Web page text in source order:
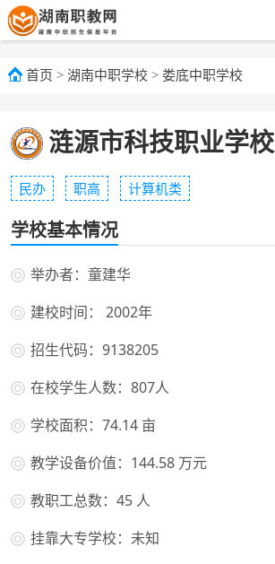
首页 > 湖南中职学校 > 娄底中职学校
涟源市科技职业学校
民办 职高 计算机类
学校基本情况
举办者：童建华
建校时间： 2002年
招生代码：9138205
在校学生人数：807人
学校面积：74.14 亩
教学设备价值：144.58 万元
教职工总数：45 人
挂靠大专学校：未知